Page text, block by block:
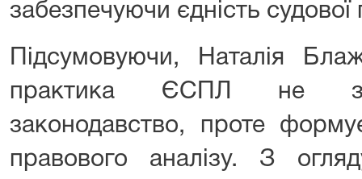
забезпечуючи єдність судової
Підсумовуючи, Наталія
практика ЄСПЛ не
законодавство, проте
правового аналізу. З